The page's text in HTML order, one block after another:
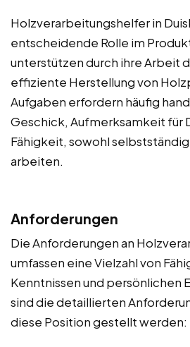
Holzverarbeitungshelfer in
entscheidende Rolle im
unterstützen durch ihre Arbeit
effiziente Herstellung von
Aufgaben erfordern häufig
Geschick, Aufmerksamkeit für
Fähigkeit, sowohl selbstständig
arbeiten.
Anforderungen
Die Anforderungen an
umfassen eine Vielzahl von
Kenntnissen und persönlichen
sind die detaillierten
diese Position gestellt werden: